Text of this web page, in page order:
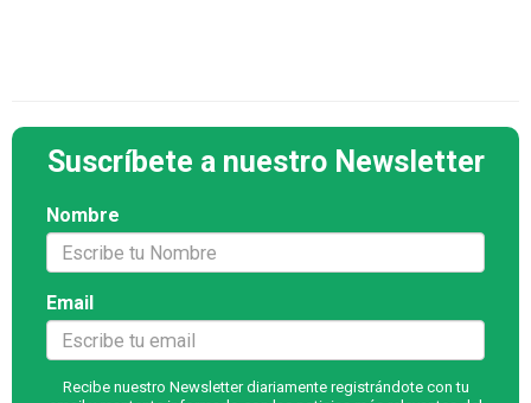
Suscríbete a nuestro Newsletter
Nombre
Email
Recibe nuestro Newsletter diariamente registrándote con tu